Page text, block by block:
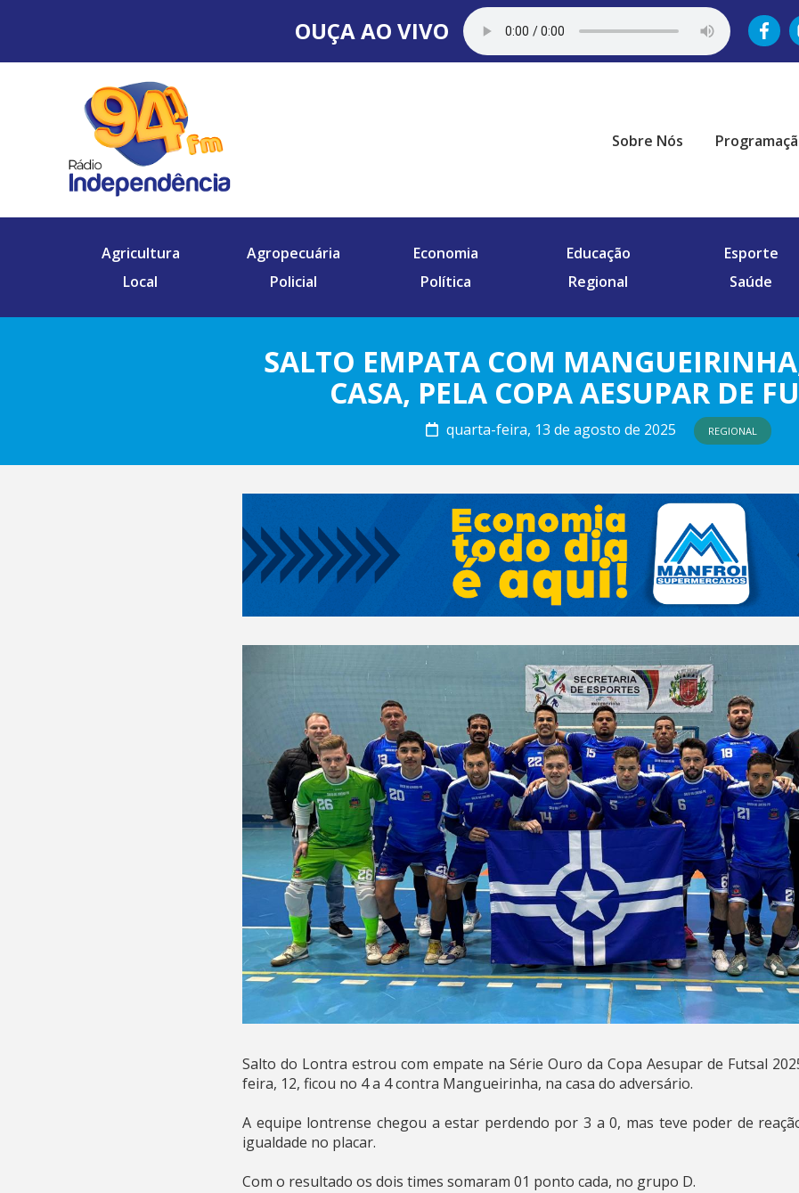
OUÇA AO VIVO
Sobre Nós
Agricultura Agropecuária Economia Educação Esporte
Local
Policial Política Regional Saúde
SALTO EMPATA COM
CASA, PELA COPA AESUPAR DE
quarta-feira, 13 de agosto de 2025 REGIONAL
Salto do Lontra estrou com empate na Série Ouro da Copa Aesupar de Futsal
feira, 12, ficou no 4 a 4 contra Mangueirinha, na casa do adversário.
A equipe lontrense chegou a estar perdendo por 3 a 0, mas teve poder de
igualdade no placar.
Com o resultado os dois times somaram 01 ponto cada, no grupo D.